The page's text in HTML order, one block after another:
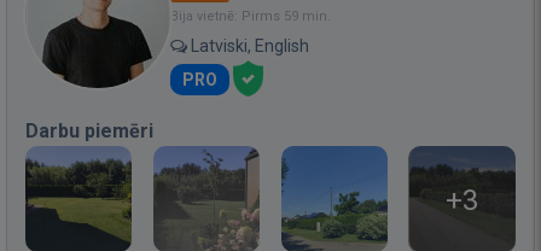
Bija vietnē: Pirms 59 min.
Latviski, English
PRO
Darbu piemēri
+3